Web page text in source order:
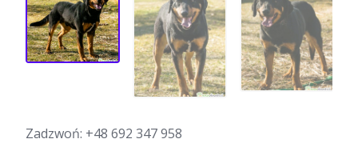
Zadzwoń: +48 692 347 958